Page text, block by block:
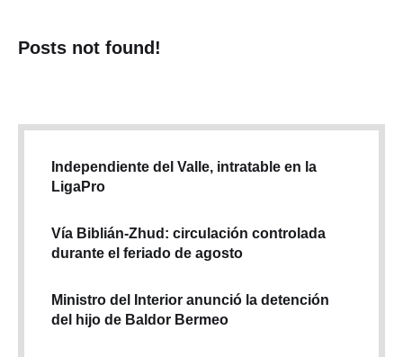
Posts not found!
Independiente del Valle, intratable en la
LigaPro
Vía Biblián-Zhud: circulación controlada
durante el feriado de agosto
Ministro del Interior anunció la detención
del hijo de Baldor Bermeo